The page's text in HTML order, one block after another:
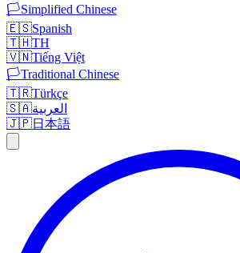
🏳️Simplified Chinese
🇪🇸Spanish
🇹🇭TH
🇻🇳Tiếng Việt
🏳️Traditional Chinese
🇹🇷Türkçe
🇸🇦العربية
🇯🇵日本語